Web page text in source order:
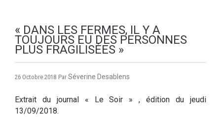
« DANS LES FERMES, IL Y A
TOUJOURS EU DES PERSONNES
PLUS FRAGILISÉES »
26 Octobre 2018 Par Séverine Desablens
Extrait du journal « Le Soir » , édition du jeudi
13/09/2018.